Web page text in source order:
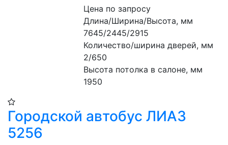
Цена по запросу
Длина/Ширина/Высота, мм
7645/2445/2915
Количество/ширина дверей, мм
2/650
Высота потолка в салоне, мм
1950
Городской автобус ЛИАЗ
5256